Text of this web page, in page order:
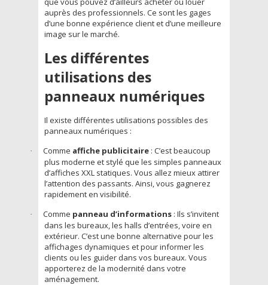
auprès des professionnels. Ce sont les gages
d’une bonne expérience client et d’une meilleure
image sur le marché.
Les différentes
utilisations des
panneaux numériques
Il existe différentes utilisations possibles des
panneaux numériques :
· Comme affiche publicitaire : C’est beaucoup
plus moderne et stylé que les simples panneaux
d’affiches XXL statiques. Vous allez mieux attirer
l’attention des passants. Ainsi, vous gagnerez
rapidement en visibilité.
· Comme panneau d’informations : Ils s’invitent
dans les bureaux, les halls d’entrées, voire en
extérieur. C’est une bonne alternative pour les
affichages dynamiques et pour informer les
clients ou les guider dans vos bureaux. Vous
apporterez de la modernité dans votre
aménagement.